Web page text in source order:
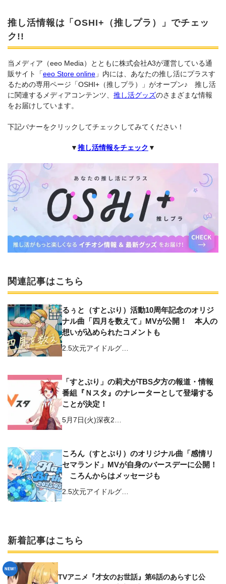
推し活情報は「OSHI+（推しプラ）」でチェッ
ク!!
当メディア（eeo Media）とともに株式会社A3が運営している通
販サイト「eeo Store online 」内には、あなたの推し活にプラスす
るための専用ページ「OSHI+（推しプラ）」がオープン♪ 推し活
に関連するメディアコンテンツ、 推し活グッズのさまざまな情報
をお届けしています。
下記バナーをクリックしてチェックしてみてください！
▼推し活情報をチェック ▼
関連記事はこちら
るぅと（すとぷり）活動10周年記念のオリジ
ナル曲「四月を数えて」MVが公開！ 本人の
想いが込められたコメントも
2.5次元アイドルグ…
「すとぷり」の莉犬がTBS夕方の報道・情報
番組『Ｎスタ』のナレーターとして登場する
ことが決定！
5月7日(火)深夜2…
ころん（すとぷり）のオリジナル曲「感情リ
セマランド」MVが自身のバースデーに公開！
ころんからはメッセージも
2.5次元アイドルグ…
新着記事はこちら
TVアニメ『才女のお世話』第6話のあらすじ公